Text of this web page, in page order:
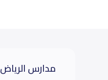
مدارس الرياض